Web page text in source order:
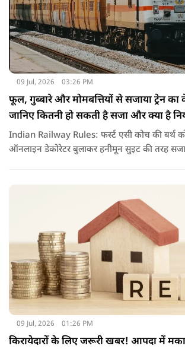
09 Jul, 2026 03:26 PM
फूल, गुब्बारे और मोमबत्तियों से सजाया ट्रेन
जानिए कितनी हो सकती है सजा और क्या है
Indian Railway Rules: फर्स्ट एसी कोच की बर्थ को बिना अनुमति
ऑनलाइन डेकोरेटर बुलाकर हनीमून सुइट की तरह
09 Jul, 2026 01:26 PM
किरायेदारों के लिए जरूरी खबर! आपदा में